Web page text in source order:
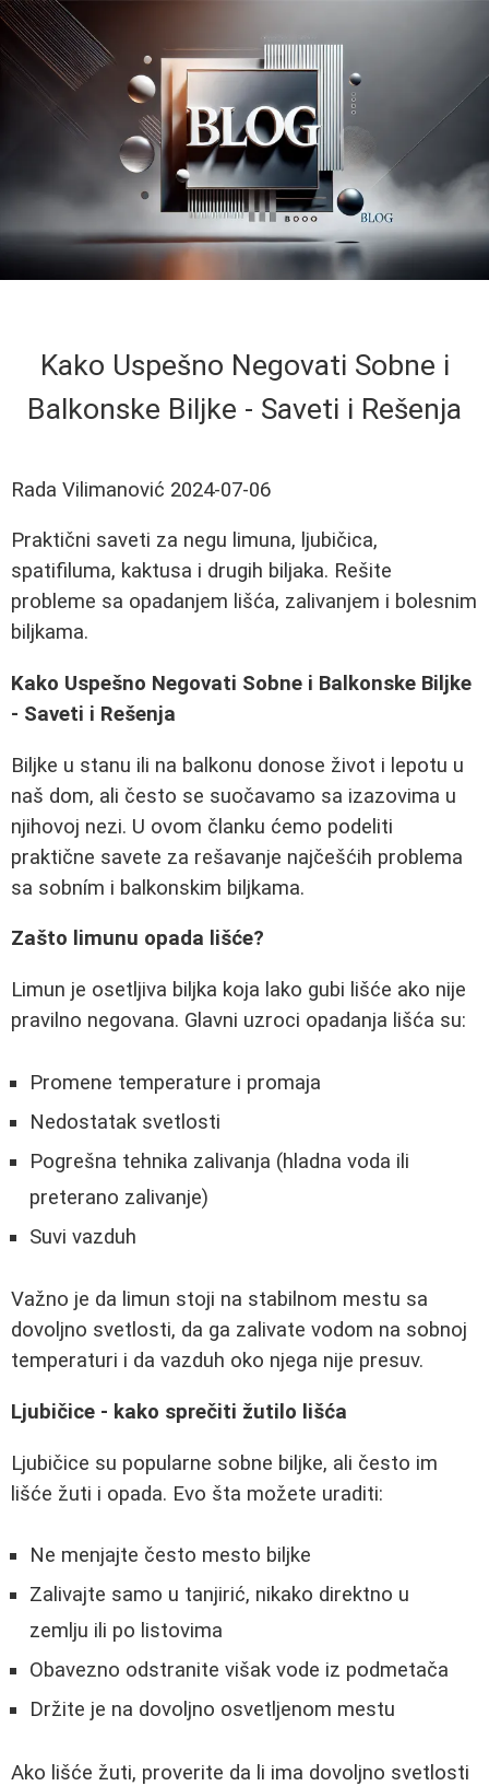
Kako Uspešno Negovati Sobne i
Balkonske Biljke - Saveti i Rešenja
Rada Vilimanović 2024-07-06
Praktični saveti za negu limuna, ljubičica,
spatifiluma, kaktusa i drugih biljaka. Rešite
probleme sa opadanjem lišća, zalivanjem i bolesnim
biljkama.
Kako Uspešno Negovati Sobne i Balkonske Biljke
- Saveti i Rešenja
Biljke u stanu ili na balkonu donose život i lepotu u
naš dom, ali često se suočavamo sa izazovima u
njihovoj nezi. U ovom članku ćemo podeliti
praktične savete za rešavanje najčešćih problema
sa sobním i balkonskim biljkama.
Zašto limunu opada lišće?
Limun je osetljiva biljka koja lako gubi lišće ako nije
pravilno negovana. Glavni uzroci opadanja lišća su:
Promene temperature i promaja
Nedostatak svetlosti
Pogrešna tehnika zalivanja (hladna voda ili
preterano zalivanje)
Suvi vazduh
Važno je da limun stoji na stabilnom mestu sa
dovoljno svetlosti, da ga zalivate vodom na sobnoj
temperaturi i da vazduh oko njega nije presuv.
Ljubičice - kako sprečiti žutilo lišća
Ljubičice su popularne sobne biljke, ali često im
lišće žuti i opada. Evo šta možete uraditi:
Ne menjajte često mesto biljke
Zalivajte samo u tanjirić, nikako direktno u
zemlju ili po listovima
Obavezno odstranite višak vode iz podmetača
Držite je na dovoljno osvetljenom mestu
Ako lišće žuti, proverite da li ima dovoljno svetlosti